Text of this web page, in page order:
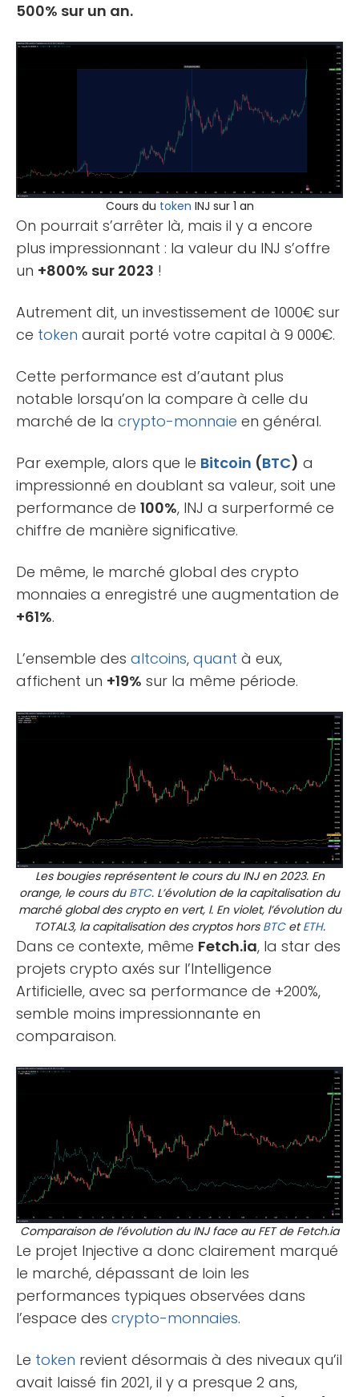
500% sur un an.
Cours du token INJ sur 1 an
On pourrait s’arrêter là, mais il y a encore
plus impressionnant : la valeur du INJ s’offre
un +800% sur 2023 !
Autrement dit, un investissement de 1000€ sur
ce token aurait porté votre capital à 9 000€.
Cette performance est d’autant plus
notable lorsqu’on la compare à celle du
marché de la crypto-monnaie en général.
Par exemple, alors que le Bitcoin (BTC) a
impressionné en doublant sa valeur, soit une
performance de 100%, INJ a surperformé ce
chiffre de manière significative.
De même, le marché global des crypto
monnaies a enregistré une augmentation de
+61%.
L’ensemble des altcoins, quant à eux,
affichent un +19% sur la même période.
Les bougies représentent le cours du INJ en 2023. En
orange, le cours du BTC. L’évolution de la capitalisation du
marché global des cryptoen vert, l. En violet, l’évolution du
TOTAL3, la capitalisation des cryptos hors BTCetETH.
Dans ce contexte, même Fetch.ia, la star des
projets crypto axés sur l’Intelligence
Artificielle, avec sa performance de +200%,
semble moins impressionnante en
comparaison.
Comparaison de l’évolution du INJ face au FET de Fetch.ia
Le projet Injective a donc clairement marqué
le marché, dépassant de loin les
performances typiques observées dans
l’espace des crypto-monnaies.
Le token revient désormais à des niveaux qu’il
avait laissé fin 2021, il y a presque 2 ans,